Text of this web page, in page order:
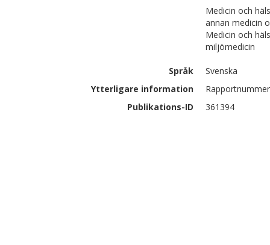
Medicin och
annan medicin
Medicin och
miljömedicin
Språk
Svenska
Ytterligare information
Publikations-ID
361394